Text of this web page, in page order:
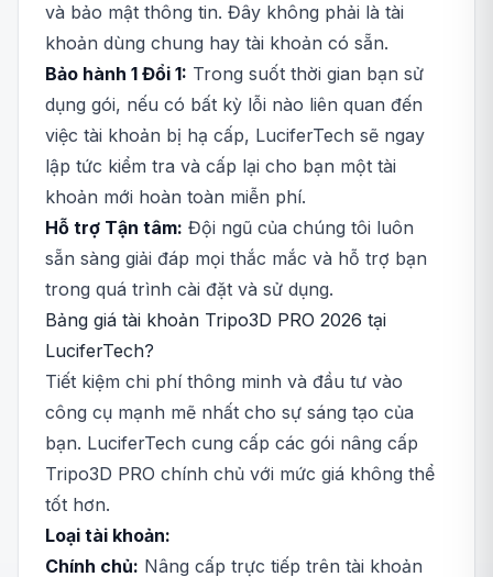
và bảo mật thông tin. Đây không phải là tài
khoản dùng chung hay tài khoản có sẵn.
Bảo hành 1 Đổi 1: Trong suốt thời gian bạn sử
dụng gói, nếu có bất kỳ lỗi nào liên quan đến
việc tài khoản bị hạ cấp, LuciferTech sẽ ngay
lập tức kiểm tra và cấp lại cho bạn một tài
khoản mới hoàn toàn miễn phí.
Hỗ trợ Tận tâm: Đội ngũ của chúng tôi luôn
sẵn sàng giải đáp mọi thắc mắc và hỗ trợ bạn
trong quá trình cài đặt và sử dụng.
Bảng giá tài khoản Tripo3D PRO 2026 tại
LuciferTech?
Tiết kiệm chi phí thông minh và đầu tư vào
công cụ mạnh mẽ nhất cho sự sáng tạo của
bạn. LuciferTech cung cấp các gói nâng cấp
Tripo3D PRO chính chủ với mức giá không thể
tốt hơn.
Loại tài khoản:
Chính chủ: Nâng cấp trực tiếp trên tài khoản